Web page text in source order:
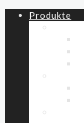
Produkte